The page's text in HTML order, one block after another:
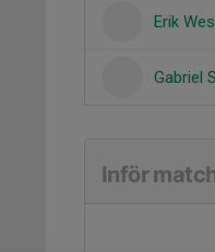
Erik
Gabriel
Inför